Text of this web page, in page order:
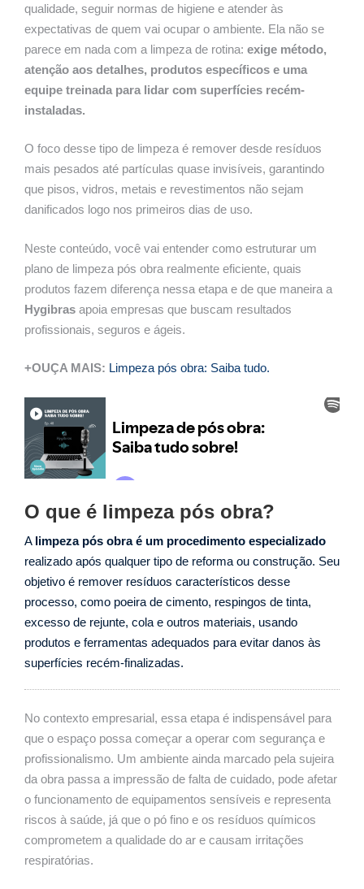
qualidade, seguir normas de higiene e atender às
expectativas de quem vai ocupar o ambiente. Ela não se
parece em nada com a limpeza de rotina: exige método,
atenção aos detalhes, produtos específicos e uma
equipe treinada para lidar com superfícies recém-
instaladas.
O foco desse tipo de limpeza é remover desde resíduos
mais pesados até partículas quase invisíveis, garantindo
que pisos, vidros, metais e revestimentos não sejam
danificados logo nos primeiros dias de uso.
Neste conteúdo, você vai entender como estruturar um
plano de limpeza pós obra realmente eficiente, quais
produtos fazem diferença nessa etapa e de que maneira a
Hygibras apoia empresas que buscam resultados
profissionais, seguros e ágeis.
+OUÇA MAIS: Limpeza pós obra: Saiba tudo.
O que é limpeza pós obra?
A limpeza pós obra é um procedimento especializado
realizado após qualquer tipo de reforma ou construção. Seu
objetivo é remover resíduos característicos desse
processo, como poeira de cimento, respingos de tinta,
excesso de rejunte, cola e outros materiais, usando
produtos e ferramentas adequados para evitar danos às
superfícies recém-finalizadas.
No contexto empresarial, essa etapa é indispensável para
que o espaço possa começar a operar com segurança e
profissionalismo. Um ambiente ainda marcado pela sujeira
da obra passa a impressão de falta de cuidado, pode afetar
o funcionamento de equipamentos sensíveis e representa
riscos à saúde, já que o pó fino e os resíduos químicos
comprometem a qualidade do ar e causam irritações
respiratórias.